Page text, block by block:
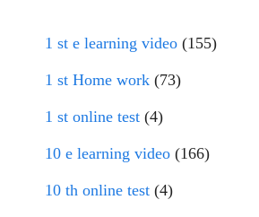
1 st e learning video (155)
1 st Home work (73)
1 st online test (4)
10 e learning video (166)
10 th online test (4)